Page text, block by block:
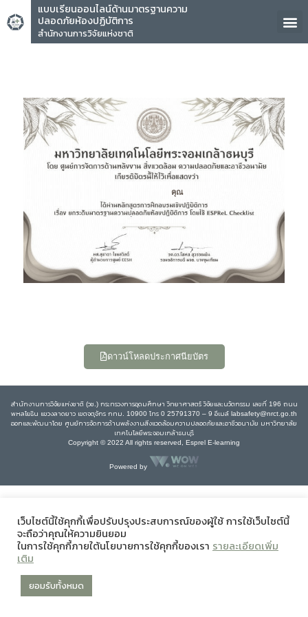
แบบเรียนออนไลน์ด้านมาตรฐานความ
ปลอดภัยห้องปฏิบัติการ
สำนักงานการวิจัยแห่งชาติ
คุณ
ดาวน์โหลดประกาศนียบัตร
สำนักงานการวิจัยแห่งชาติ (วช.) กระทรวงการอุดมศึกษา วิทยาศาสตร์ วิจัยและนวัตกรรม เลขที่ 196 ถนน
พหลโยธิน แขวงลาดยาว เขตจตุจักร กทม. 10900 โทร 0 25791370 – 9 อีเมล์ labsafety@nrct.go.th
ออกและพัฒนาโดย ศูนย์การจัดการด้านพลังงานสิ่งแวดล้อมความปลอดภัยและอาชีวอนามัย มหาวิทยาลัย
เทคโนโลยีพระจอมเกล้าธนบุรี
Copyright © 2022 All rights reserved, Esprel E-learning
Powered by
เว็บไซต์นี้ใช้คุกกี้เพื่อปรับปรุงประสบการณ์ของผู้ใช้ การใช้เว็บไซต์นี้
จะถือว่าคุณให้ความยินยอม
ในการใช้คุกกี้ภายใต้นโยบายการใช้คุกกี้ของเรา รายละเอียดเพิ่ม
เติม
ยอมรับทั้งหมด